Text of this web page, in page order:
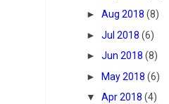
► Aug 2018 (8)
► Jul 2018 (6)
► Jun 2018 (8)
►
May 2018 (6)
▼
Apr 2018 (4)